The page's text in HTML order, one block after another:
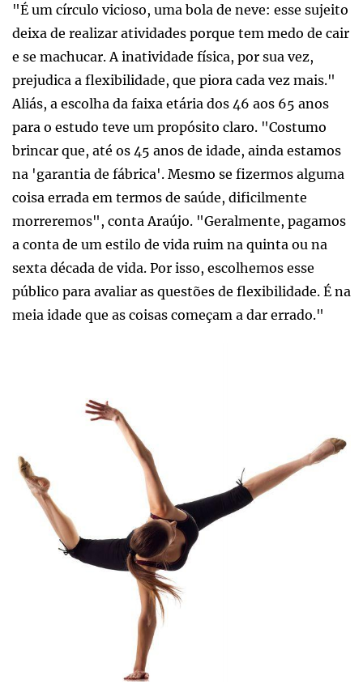
"É um círculo vicioso, uma bola de neve: esse sujeito
deixa de realizar atividades porque tem medo de cair
e se machucar. A inatividade física, por sua vez,
prejudica a flexibilidade, que piora cada vez mais."
Aliás, a escolha da faixa etária dos 46 aos 65 anos
para o estudo teve um propósito claro. "Costumo
brincar que, até os 45 anos de idade, ainda estamos
na 'garantia de fábrica'. Mesmo se fizermos alguma
coisa errada em termos de saúde, dificilmente
morreremos", conta Araújo. "Geralmente, pagamos
a conta de um estilo de vida ruim na quinta ou na
sexta década de vida. Por isso, escolhemos esse
público para avaliar as questões de flexibilidade. É na
meia idade que as coisas começam a dar errado."